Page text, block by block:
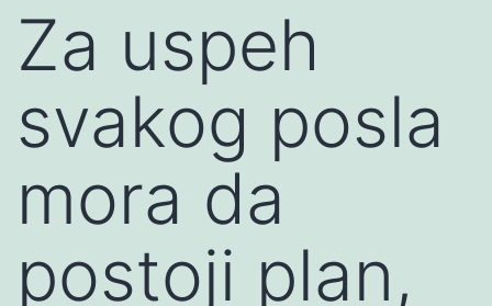
Za uspeh
svakog posla
mora da
postoji plan,